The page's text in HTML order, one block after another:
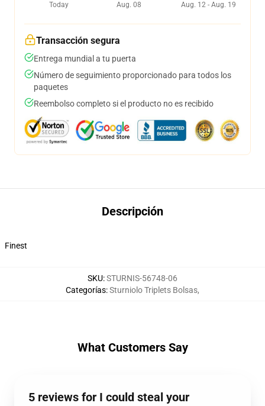
Today
Aug. 08
Aug. 12 - Aug. 19
Transacción segura
Entrega mundial a tu puerta
Número de seguimiento proporcionado para todos los
paquetes
Reembolso completo si el producto no es recibido
Descripción
Finest
SKU:STURNIS-56748-06
Categorías:Sturniolo Triplets Bolsas,
What Customers Say
5 reviews for I could steal your